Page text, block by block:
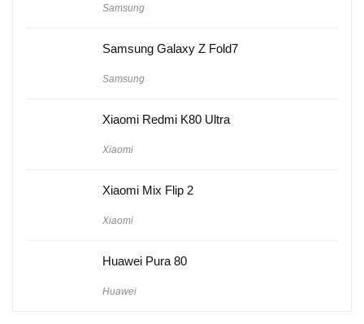
Samsung
Samsung Galaxy Z Fold7
Samsung
Xiaomi Redmi K80 Ultra
Xiaomi
Xiaomi Mix Flip 2
Xiaomi
Huawei Pura 80
Huawei